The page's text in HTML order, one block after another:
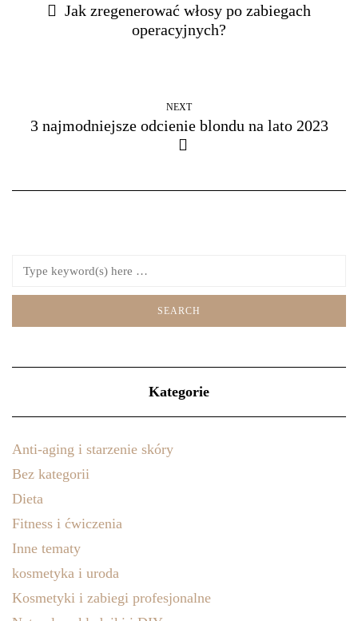
Jak zregenerować włosy po zabiegach
operacyjnych?
NEXT
3 najmodniejsze odcienie blondu na lato 2023
Kategorie
Anti-aging i starzenie skóry
Bez kategorii
Dieta
Fitness i ćwiczenia
Inne tematy
kosmetyka i uroda
Kosmetyki i zabiegi profesjonalne